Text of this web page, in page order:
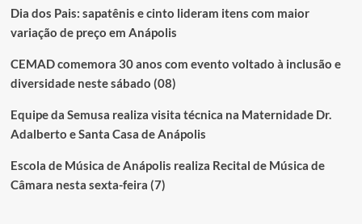
Dia dos Pais: sapatênis e cinto lideram itens com maior
variação de preço em Anápolis
CEMAD comemora 30 anos com evento voltado à inclusão e
diversidade neste sábado (08)
Equipe da Semusa realiza visita técnica na Maternidade Dr.
Adalberto e Santa Casa de Anápolis
Escola de Música de Anápolis realiza Recital de Música de
Câmara nesta sexta-feira (7)